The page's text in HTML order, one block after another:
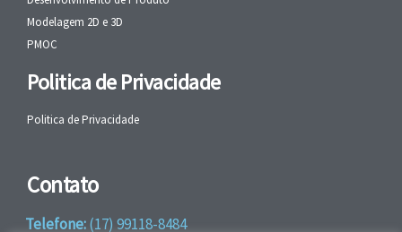
Modelagem 2D e 3D
PMOC
Politica de Privacidade
Politica de Privacidade
Contato
Telefone:(17) 99118-8484